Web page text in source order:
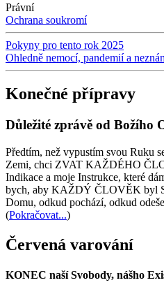
Právní
Ochrana soukromí
Pokyny pro tento rok 2025
Ohledně nemocí, pandemií a
Konečné přípravy
Důležité zprávě od Božího
Předtím, než vypustím svou Ruku
Zemi, chci ZVAT KAŽDÉHO
Indikace a moje Instrukce, které
bych, aby KAŽDÝ ČLOVĚK byl
Domu, odkud pochází, odkud
(Pokračovat...)
Červená varování
KONEC naší Svobody, nášho